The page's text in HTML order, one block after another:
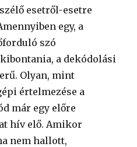
esetről-esetre
egy, a
szó
a dekódolási
Olyan, mint
értelmezése a
már egy előre
hív elő. Amikor
nem hallott,